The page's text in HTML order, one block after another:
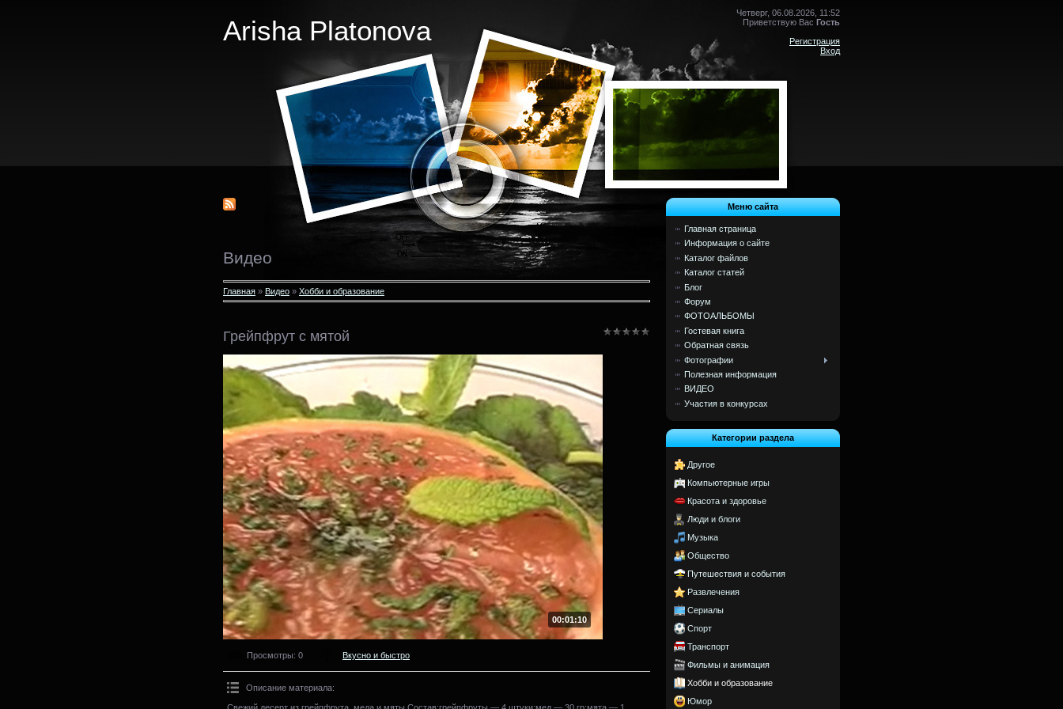
Arisha Platonova
Четверг, 06.08.2026, 11:52
Приветствую Вас Гость
Регистрация
Вход
Видео
Главная » Видео » Хобби и образование
Грейпфрут с мятой
00:01:10
Просмотры: 0 Вкусно и быстро
Описание материала:
Свежий десерт из грейпфрута, меда и мяты.Состав:грейпфруты — 4 штуки;мед — 30 гр;мята — 1
Меню сайта
Главная страница
Информация о сайте
Каталог файлов
Каталог статей
Блог
Форум
ФОТОАЛЬБОМЫ
Гостевая книга
Обратная связь
Фотографии
Полезная информация
ВИДЕО
Участия в конкурсах
Категории раздела
Другое
Компьютерные игры
Красота и здоровье
Люди и блоги
Музыка
Общество
Путешествия и события
Развлечения
Сериалы
Спорт
Транспорт
Фильмы и анимация
Хобби и образование
Юмор